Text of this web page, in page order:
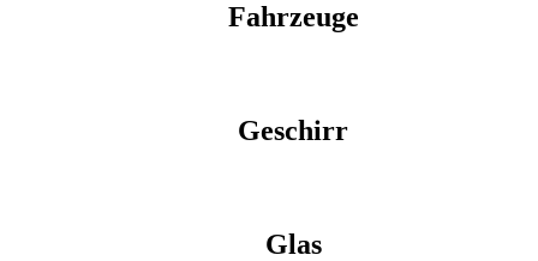
Fahrzeuge
Geschirr
Glas